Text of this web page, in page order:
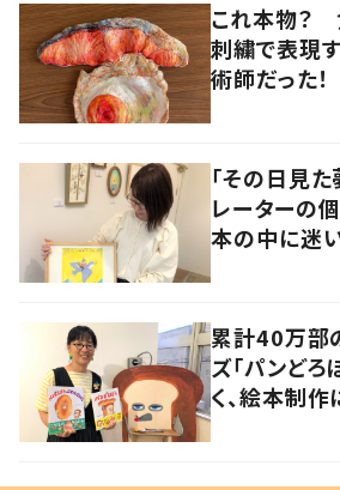
これ本物？
刺繍で表現
術師だった！
「その日見た
レーターの
本の中に迷
累計40万部
ズ「パンど
く、絵本制